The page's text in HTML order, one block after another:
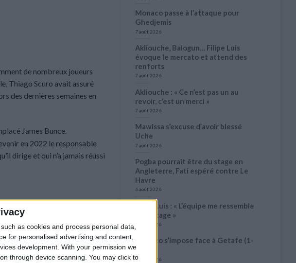
as cookies and process personal data,
for personalised advertising and content,
development. With your permission we
through device scanning. You may click to
de nombreux joueurs
Thiago Scuro avait assuré
des dernières semaines en
James Bunce.
en 2022 le responsable
dirige et qui n’a jamais réussi
Monaco passe à l’attaque pour
Ghedjemis
7 août 2026
Akliouche, Balogun… Filipe Luis
évoque le mercato et attend des
renforts
7 août 2026
Akliouche : « Ce n’est pas un au
revoir, c’est un merci »
7 août 2026
Mawissa s’excuse d’avoir blessé
Uche
7 août 2026
Pogba pourrait être du stage en
Angleterre, Fati espéré contre Le
Havre
6 août 2026
Filipe Luis : « L’équipe me ressemble
davantage »
6 août 2026
Monaco s’impose face à Getafe (1-
0)
6 août 2026